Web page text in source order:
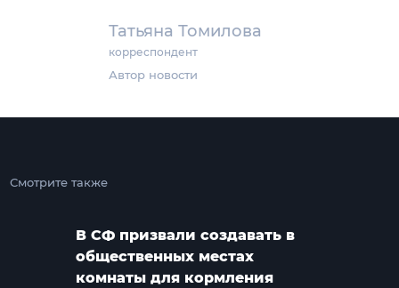
Татьяна Томилова
корреспондент
Автор новости
Смотрите также
В СФ призвали создавать в
общественных местах
комнаты для кормления